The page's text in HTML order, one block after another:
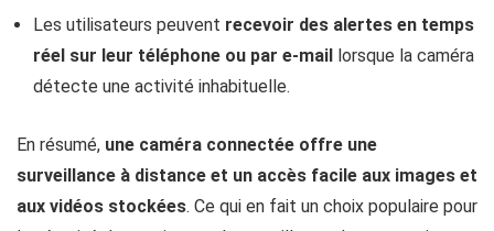
Les utilisateurs peuvent recevoir des alertes en temps
réel sur leur téléphone ou par e-mail lorsque la caméra
détecte une activité inhabituelle.
En résumé, une caméra connectée offre une
surveillance à distance et un accès facile aux images et
aux vidéos stockées. Ce qui en fait un choix populaire pour